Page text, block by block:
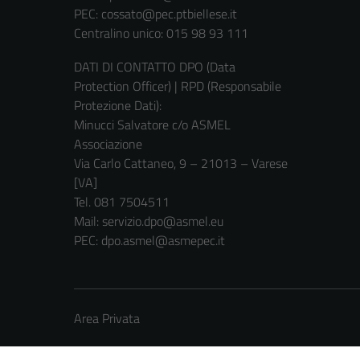
PEC: cossato@pec.ptbiellese.it
Centralino unico: 015 98 93 111
DATI DI CONTATTO DPO (Data
Protection Officer) | RPD (Responsabile
Protezione Dati):
Minucci Salvatore c/o ASMEL
Associazione
Via Carlo Cattaneo, 9 – 21013 – Varese
[VA]
Tel. 081 7504511
Mail: servizio.dpo@asmel.eu
PEC: dpo.asmel@asmepec.it
Area Privata